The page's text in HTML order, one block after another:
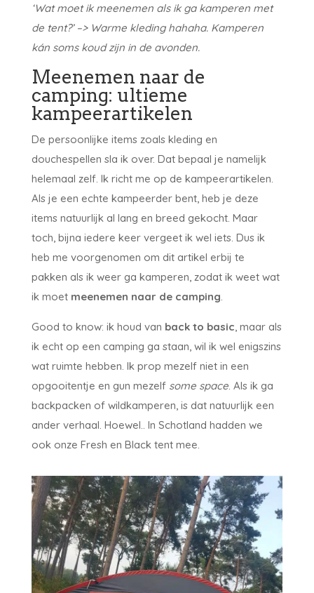
‘Wat moet ik meenemen als ik ga kamperen met
de tent?’ –> Warme kleding hahaha. Kamperen
kán soms koud zijn in de avonden.
Meenemen naar de
camping: ultieme
kampeerartikelen
De persoonlijke items zoals kleding en
douchespellen sla ik over. Dat bepaal je namelijk
helemaal zelf. Ik richt me op de kampeerartikelen.
Als je een echte kampeerder bent, heb je deze
items natuurlijk al lang en breed gekocht. Maar
toch, bijna iedere keer vergeet ik wel iets. Dus ik
heb me voorgenomen om dit artikel erbij te
pakken als ik weer ga kamperen, zodat ik weet wat
ik moet meenemen naar de camping
Good to know: ik houd van back to basic , maar als
ik echt op een camping ga staan, wil ik wel enigszins
wat ruimte hebben. Ik prop mezelf niet in een
opgooitentje en gun mezelf some space. Als ik ga
backpacken of wildkamperen, is dat natuurlijk een
ander verhaal. Hoewel.. In Schotland hadden we
ook onze Fresh en Black tent mee.